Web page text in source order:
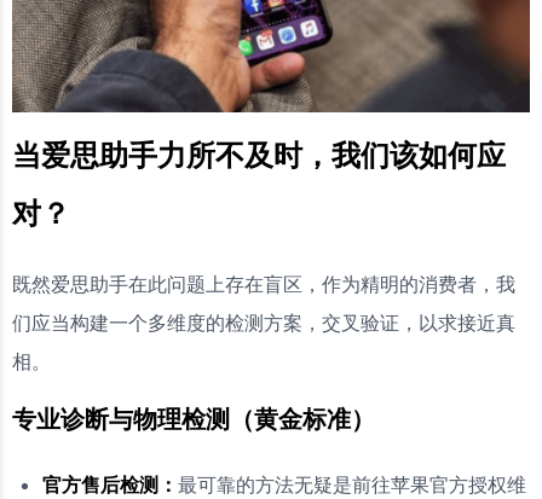
当爱思助手力所不及时，我们该如何应
对？
既然爱思助手在此问题上存在盲区，作为精明的消费者，我
们应当构建一个多维度的检测方案，交叉验证，以求接近真
相。
专业诊断与物理检测（黄金标准）
官方售后检测： 最可靠的方法无疑是前往苹果官方授权维